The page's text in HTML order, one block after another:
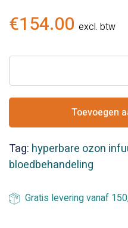
€154.00 excl. btw
set
Toevoegen
Tag: hyperbare ozon
bloedbehandeling
Gratis levering vanaf